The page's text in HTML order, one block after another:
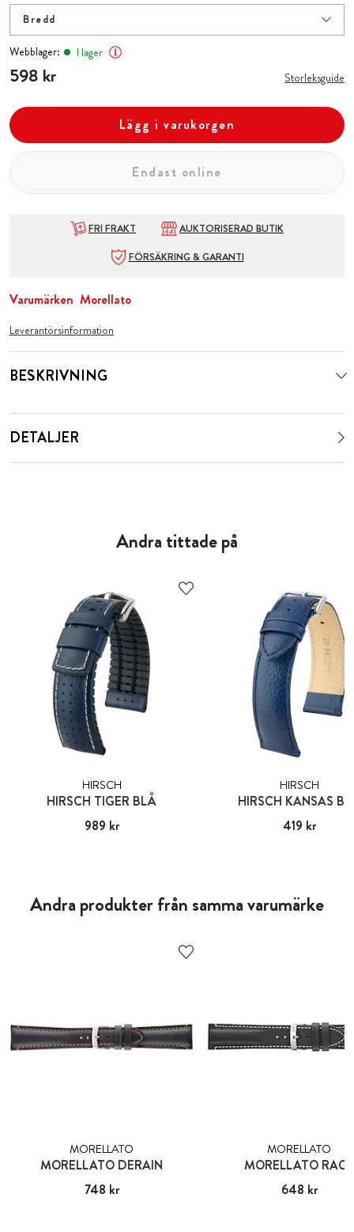
Bredd
Webblager: I lager
Pris:598 kr
598 kr Storleksguide
Lägg i varukorgen
Endast online
FRI FRAKT
AUKTORISERAD BUTIK
FÖRSÄKRING & GARANTI
Varumärken Morellato
Leverantörsinformation
BESKRIVNING
DETALJER
Andra tittade på
HIRSCH
HIRSCH TIGER BLÅ
Pris:989 kr
989 kr
HIRSCH
HIRSCH KANSAS
Pris:419 kr
419 kr
Andra produkter från samma varumärke
MORELLATO
MORELLATO DERAIN
Pris:748 kr
748 kr
MORELLATO
MORELLATO RACE
Pris:648 kr
648 kr